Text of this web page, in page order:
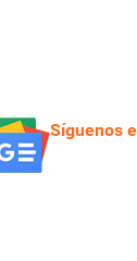
Síguenos